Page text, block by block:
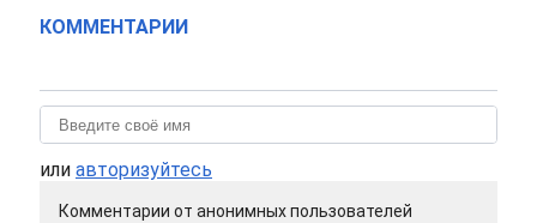
КОММЕНТАРИИ
или авторизуйтесь
Комментарии от анонимных пользователей